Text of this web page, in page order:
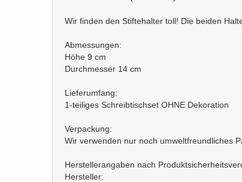
Wir finden den Stiftehalter toll! Die beiden
Abmessungen:
Höhe 9 cm
Durchmesser 14 cm
Lieferumfang:
1-teiliges Schreibtischset OHNE Dekoration
Verpackung:
Wir verwenden nur noch umweltfreundliches
Herstellerangaben nach
Hersteller: